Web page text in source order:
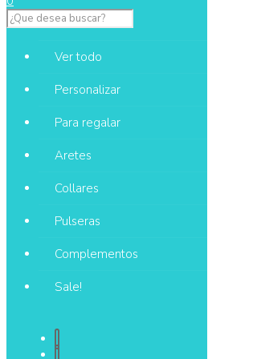
Ver todo
Personalizar
Para regalar
Aretes
Collares
Pulseras
Complementos
Sale!